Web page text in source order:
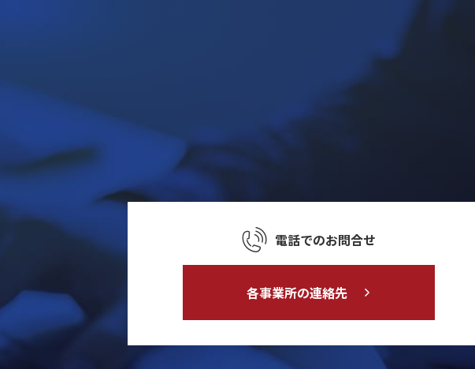
電話でのお問合せ
各事業所の連絡先